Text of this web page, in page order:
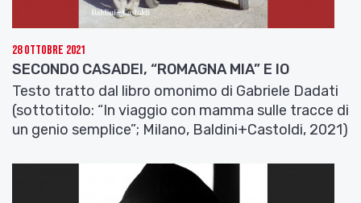
28 Ottobre 2021
SECONDO CASADEI, “ROMAGNA MIA” E IO
Testo tratto dal libro omonimo di Gabriele Dadati
(sottotitolo: “In viaggio con mamma sulle tracce di
un genio semplice”; Milano, Baldini+Castoldi, 2021)